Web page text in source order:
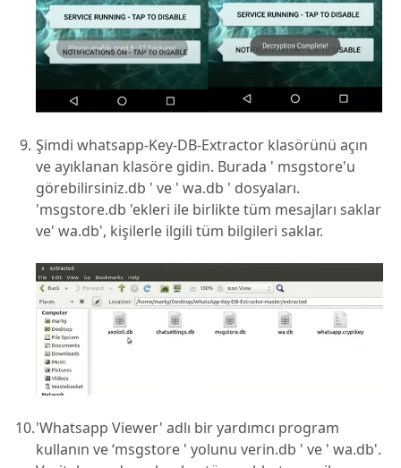
Şimdi whatsapp-Key-DB-Extractor klasörünü açın
ve ayıklanan klasöre gidin. Burada ' msgstore'u
görebilirsiniz.db ' ve ' wa.db ' dosyaları.
'msgstore.db 'ekleri ile birlikte tüm mesajları saklar
ve' wa.db', kişilerle ilgili tüm bilgileri saklar.
'Whatsapp Viewer' adlı bir yardımcı program
kullanın ve ‘msgstore ' yolunu verin.db ' ve ' wa.db'.